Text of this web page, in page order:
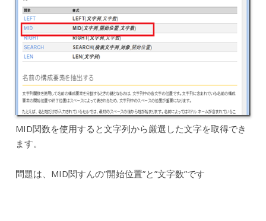
MID関数を使用すると文字列から厳選した文字を取得でき
ます。
問題は、MID関すんの”開始位置”と”文字数”です